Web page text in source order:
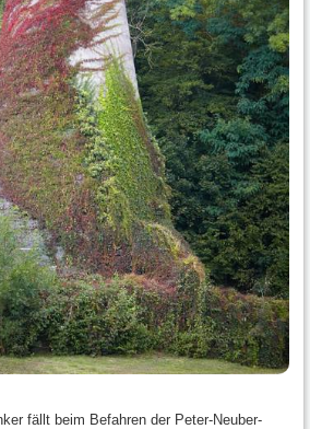
fällt beim Befahren der Peter-Neuber-